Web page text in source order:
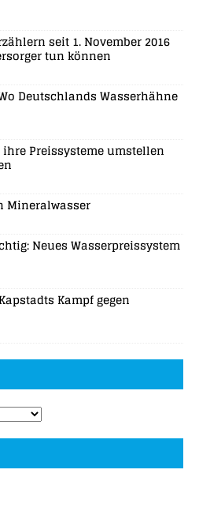
seit 1. November 2016
tun können
Deutschlands Wasserhähne
Preissysteme umstellen
Mineralwasser
Neues Wasserpreissystem
Kampf gegen